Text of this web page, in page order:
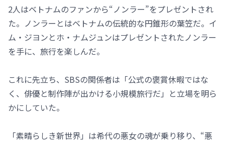
2人はベトナムのファンから“ノンラー”をプレゼントされ
た。ノンラーとはベトナムの伝統的な円錐形の葉笠だ。イ
ム・ジヨンとホ・ナムジュンはプレゼントされたノンラー
を手に、旅行を楽しんだ。
これに先立ち、SBSの関係者は「公式の褒賞休暇ではな
く、俳優と制作陣が出かける小規模旅行だ」と立場を明ら
かにしていた。
「素晴らしき新世界」は希代の悪女の魂が乗り移り、“悪